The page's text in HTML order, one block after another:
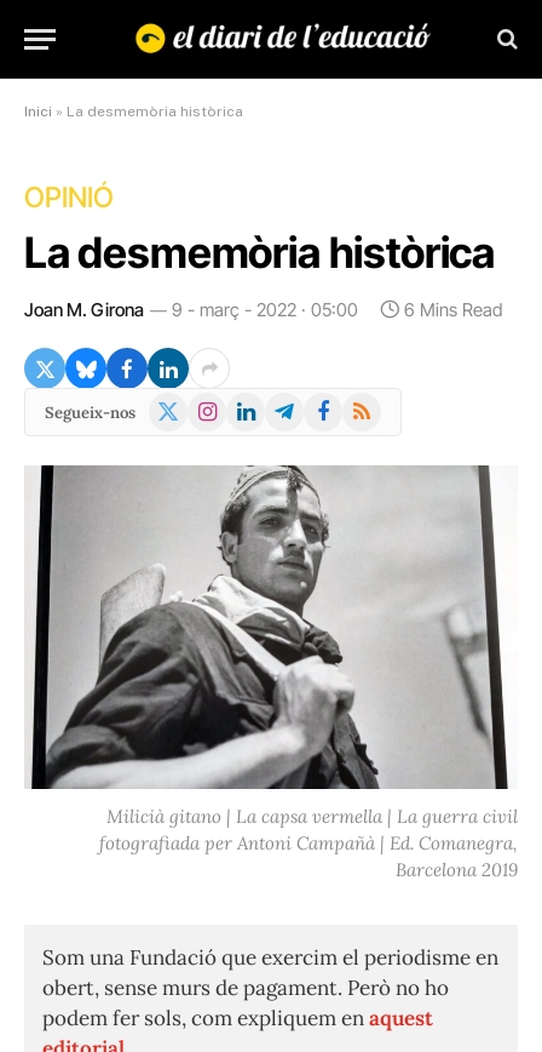
Inici » La desmemòria històrica
OPINIÓ
La desmemòria històrica
Joan M. Girona 9 - març - 2022 · 05:00 6 Mins Read
Segueix-nos
X
Instagram
LinkedInTelegramFacebook
RSS
Milicià gitano | La capsa vermella | La guerra civil
fotografiada per Antoni Campañà | Ed. Comanegra,
Barcelona 2019
Som una Fundació que exercim el periodisme en
obert, sense murs de pagament. Però no ho
podem fer sols, com expliquem enaquest